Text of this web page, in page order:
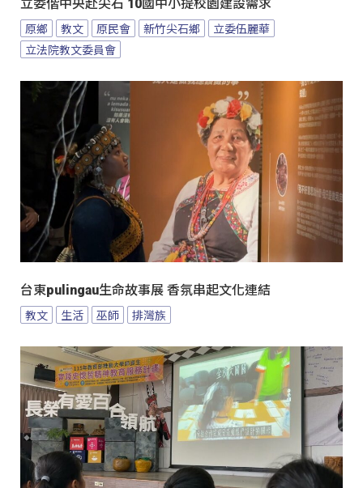
立委偕中央赴尖石 10國中小提校園建設需求
原鄉 教文 原民會 新竹尖石鄉
立委伍麗華
立法院教文委員會
台東pulingau生命故事展 香氛串起文化連結
教文 生活 巫師 排灣族